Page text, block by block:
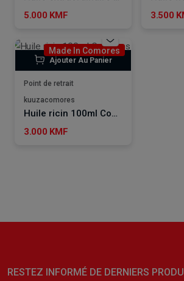
5.000 KMF
3.500
Made In Comores
Ajouter Au Panier
Point de retrait
kuuzacomores
Huile ricin 100ml Comores Uzuri
3.000 KMF
RESTEZ INFORMÉ DE DERNIERS